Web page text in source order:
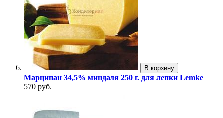
В корзину
Марципан 34,5% миндаля 250 г. для лепки Lemke
570 руб.